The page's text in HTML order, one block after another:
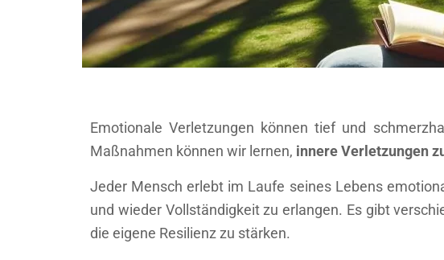
Emotionale Verletzungen können tief und
Maßnahmen können wir lernen, innere Verletzungen
Jeder Mensch erlebt im Laufe seines Lebens
und wieder Vollständigkeit zu erlangen. Es gibt
die eigene Resilienz zu stärken.